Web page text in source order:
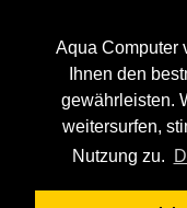
Aqua Computer
Ihnen den
gewährleisten.
weitersurfen,
Nutzung zu.